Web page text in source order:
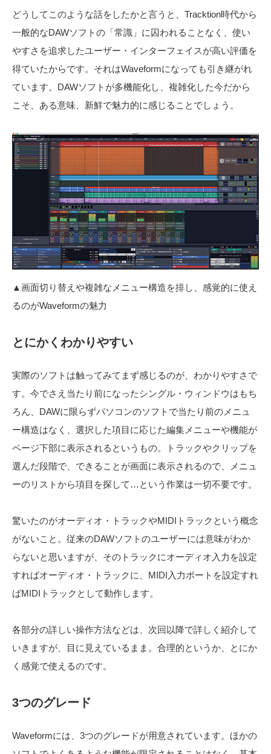
どうしてこのような話をしたかと言うと、Tracktion時代から
一般的なDAWソフトの「常識」に囚われることなく、使い
やすさを追求したユーザー・インターフェイスが高い評価を
得ていたからです。それはWaveformになっても引き継がれ
ています。DAWソフトが多機能化し、複雑化した今だから
こそ、ある意味、新鮮で魅力的に感じることでしょう。
▲画面切り替えや複雑なメニュー構造を排し、感覚的に使え
るのがWaveformの魅力
とにかくわかりやすい
実際のソフトは触ってみてまず感じるのが、わかりやすさで
す。今でさえ当たり前になったシングル・ウィンドウはもち
ろん、DAWに限らずパソコンのソフトで当たり前のメニュ
ー構造はなく、選択した項目に応じた編集メニューや機能が
ページ下部に表示されるというもの。トラックやクリップを
選んだ段階で、できることが画面に表示されるので、メニュ
ーのリストから項目を探して…という作業は一切不要です。
驚いたのがオーディオ・トラックやMIDIトラックという概念
がないこと。従来のDAWソフトのユーザーには意味がわか
らないと思いますが、そのトラックにオーディオ入力を設定
すればオーディオ・トラックに、MIDI入力ポートを設定すれ
ばMIDIトラックとして動作します。
各部分の詳しい操作方法などは、次回以降で詳しく紹介して
いきますが、目に見えているまま。合理的というか、とにか
く感覚で使えるのです。
3つのグレード
Waveformには、3つのグレードが用意されています。ほかの